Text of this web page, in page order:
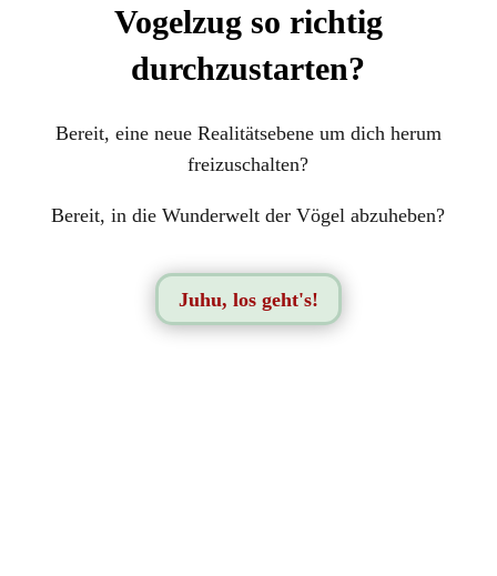
Vogelzug so richtig
durchzustarten?
Bereit, eine neue Realitätsebene um dich herum
freizuschalten?
Bereit, in die Wunderwelt der Vögel abzuheben?
Juhu, los geht's!